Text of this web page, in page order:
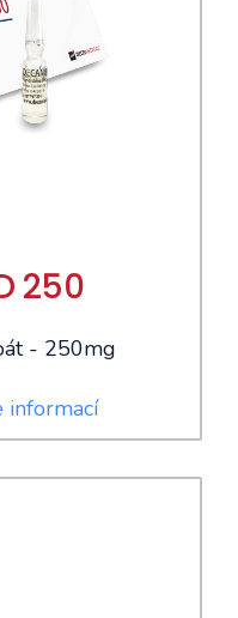
250
- 250mg
informací